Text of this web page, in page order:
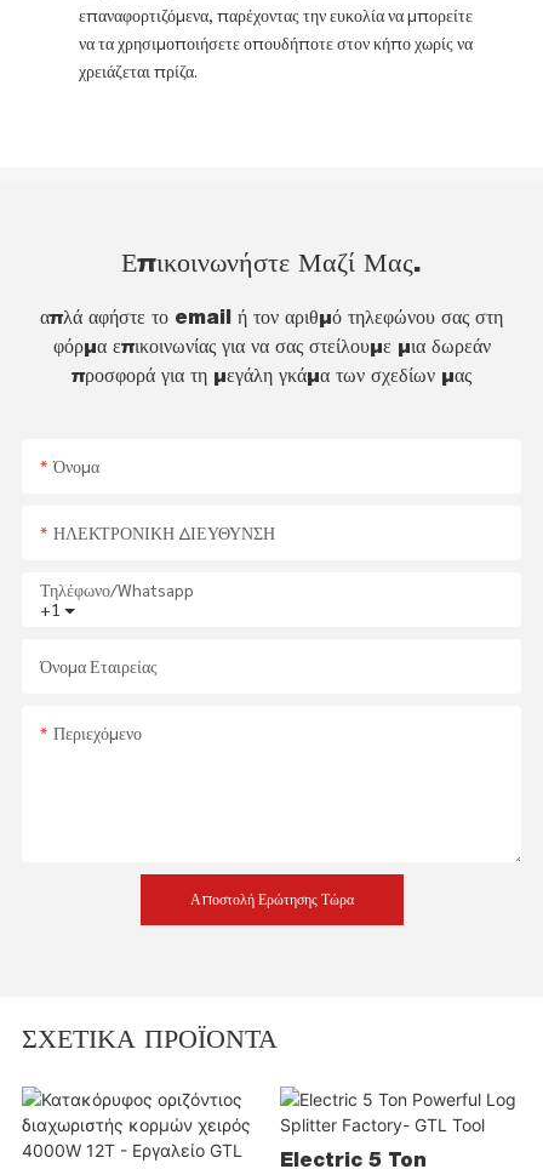
επαναφορτιζόμενα, παρέχοντας την ευκολία να μπορείτε
να τα χρησιμοποιήσετε οπουδήποτε στον κήπο χωρίς να
χρειάζεται πρίζα.
Επικοινωνήστε Μαζί Μας.
απλά αφήστε το email ή τον αριθμό τηλεφώνου σας στη
φόρμα επικοινωνίας για να σας στείλουμε μια δωρεάν
προσφορά για τη μεγάλη γκάμα των σχεδίων μας
Όνομα
ΗΛΕΚΤΡΟΝΙΚΗ ΔΙΕΥΘΥΝΣΗ
+1
Τηλέφωνο/whatsapp
Όνομα Εταιρείας
Περιεχόμενο
Αποστολή Ερώτησης Τώρα
ΣΧΕΤΙΚΆ ΠΡΟΪΌΝΤΑ
Electric 5 Ton